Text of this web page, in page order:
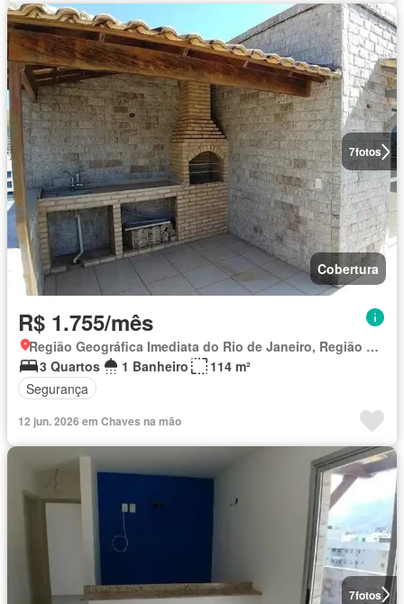
7fotos
Cobertura
R$ 1.755/mês
Região Geográfica Imediata do Rio de Janeiro, Região Metropolitana do Rio de Janeiro
3 Quartos
1 Banheiro
114 m²
Segurança
12 jun. 2026 em Chaves na mão
7fotos